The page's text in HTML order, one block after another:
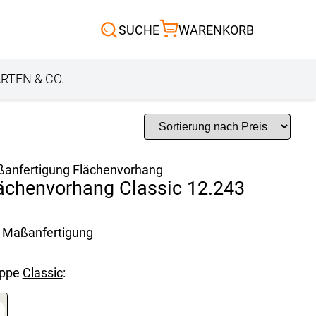
SUCHE WARENKORB
Scheibengardinen
& CO.
Flächenvorhang
Classic 12.243
Maßanfertigung
Classic: